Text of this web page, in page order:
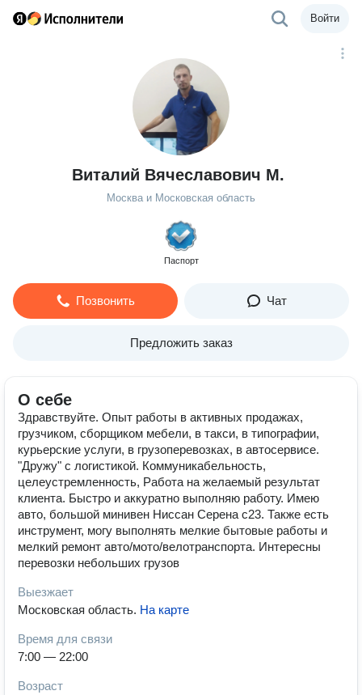
Войти
Виталий Вячеславович М.
Москва и Московская область
Паспорт
Позвонить Чат
Предложить заказ
О себе
Здравствуйте. Опыт работы в активных продажах,
грузчиком, сборщиком мебели, в такси, в типографии,
курьерские услуги, в грузоперевозках, в автосервисе.
"Дружу" с логистикой. Коммуникабельность,
целеустремленность, Работа на желаемый результат
клиента. Быстро и аккуратно выполняю работу. Имею
авто, большой минивен Ниссан Серена с23. Также есть
инструмент, могу выполнять мелкие бытовые работы и
мелкий ремонт авто/мото/велотранспорта. Интересны
перевозки небольших грузов
Выезжает
Московская область. На карте
Время для связи
7:00 — 22:00
Возраст